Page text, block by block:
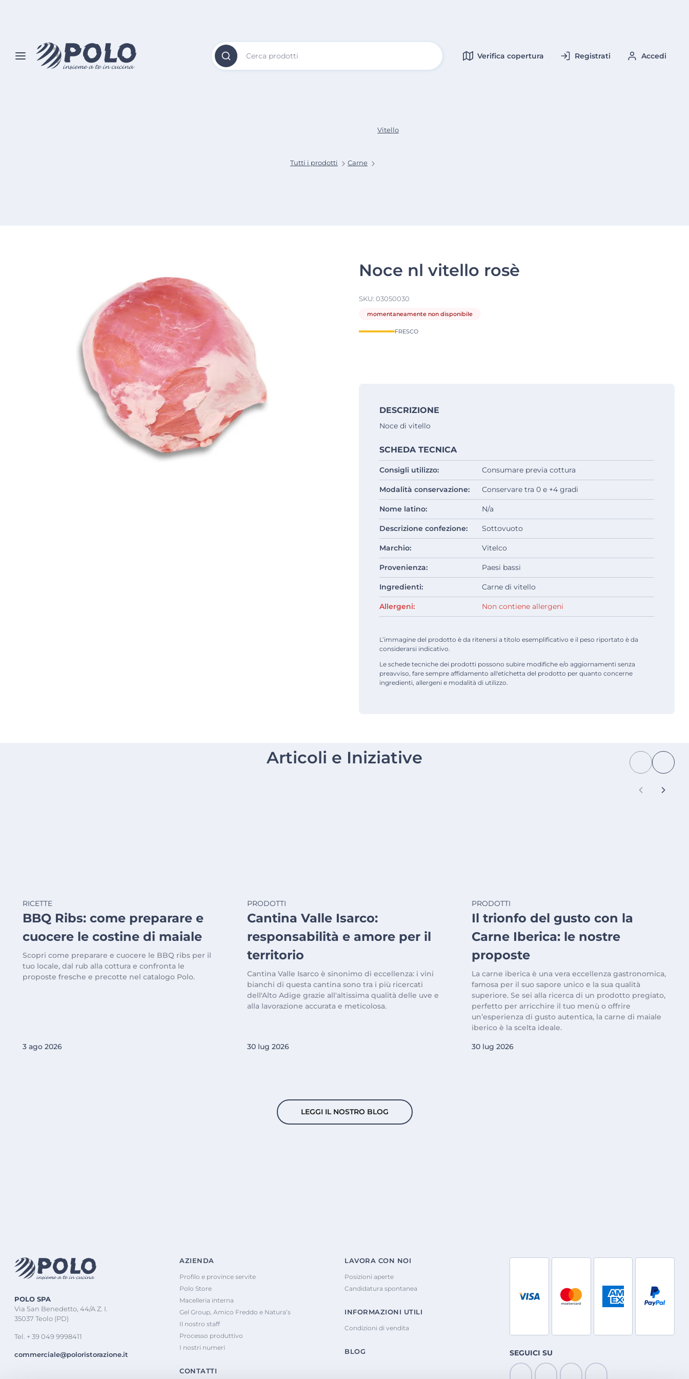
Verifica copertura Registrati Accedi
Tutti i prodotti Carne
Vitello
Noce nl vitello rosè
SKU: 03050030
momentaneamente non disponibile
FRESCO
DESCRIZIONE
Noce di vitello
SCHEDA TECNICA
Consigli utilizzo: Consumare previa cottura
Modalità conservazione: Conservare tra 0 e +4 gradi
Nome latino: N/a
Descrizione confezione: Sottovuoto
Marchio: Vitelco
Provenienza: Paesi bassi
Ingredienti: Carne di vitello
Allergeni: Non contiene allergeni
L’immagine del prodotto è da ritenersi a titolo esemplificativo e il peso riportato è da
considerarsi indicativo.
Le schede tecniche dei prodotti possono subire modifiche e/o aggiornamenti senza
preavviso, fare sempre affidamento all'etichetta del prodotto per quanto concerne
ingredienti, allergeni e modalità di utilizzo.
Articoli e Iniziative
RICETTE
BBQ Ribs: come preparare e
cuocere le costine di maiale
Scopri come preparare e cuocere le BBQ ribs per il
tuo locale, dal rub alla cottura e confronta le
proposte fresche e precotte nel catalogo Polo.
3 ago 2026
PRODOTTI
Cantina Valle Isarco:
responsabilità e amore per il
territorio
Cantina Valle Isarco è sinonimo di eccellenza: i vini
bianchi di questa cantina sono tra i più ricercati
dell'Alto Adige grazie all'altissima qualità delle uve e
alla lavorazione accurata e meticolosa.
30 lug 2026
PRODOTTI
Il trionfo del gusto con la
Carne Iberica: le nostre
proposte
La carne iberica è una vera eccellenza gastronomica,
famosa per il suo sapore unico e la sua qualità
superiore. Se sei alla ricerca di un prodotto pregiato,
perfetto per arricchire il tuo menù o offrire
un’esperienza di gusto autentica, la carne di maiale
iberico è la scelta ideale.
30 lug 2026
LEGGI IL NOSTRO BLOG
POLO SPA
Via San Benedetto, 44/A Z. I.
35037 Teolo (PD)
Tel. + 39 049 9998411
commerciale@poloristorazione.it
AZIENDA
Profilo e province servite
Polo Store
Macelleria interna
Gel Group, Amico Freddo e Natura’s
Il nostro staff
Processo produttivo
I nostri numeri
CONTATTI
LAVORA CON NOI
Posizioni aperte
Candidatura spontanea
INFORMAZIONI UTILI
Condizioni di vendita
BLOG SEGUICI SU